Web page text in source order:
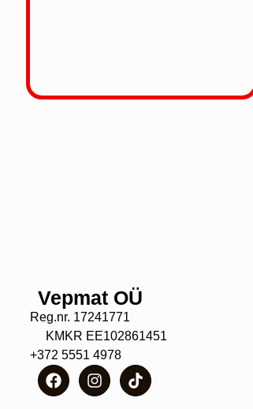
Vepmat OÜ
Reg.nr. 17241771
KMKR EE102861451
+372 5551 4978